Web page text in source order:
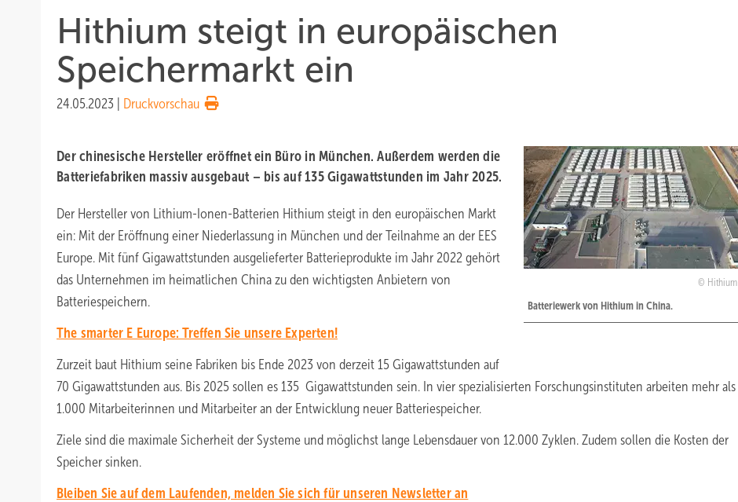
Hithium steigt in europäischen
Speichermarkt ein
24.05.2023 Druckvorschau
Hithium
Batteriewerk von Hithium in China.
Der chinesische Hersteller eröffnet ein Büro in München. Außerdem werden die
Batteriefabriken massiv ausgebaut – bis auf 135 Gigawattstunden im Jahr 2025.
Der Hersteller von Lithium-Ionen-Batterien Hithium steigt in den europäischen Markt
ein: Mit der Eröffnung einer Niederlassung in München und der Teilnahme an der EES
Europe. Mit fünf Gigawattstunden ausgelieferter Batterieprodukte im Jahr 2022 gehört
das Unternehmen im heimatlichen China zu den wichtigsten Anbietern von
Batteriespeichern.
The smarter E Europe: Treffen Sie unsere Experten!
Zurzeit baut Hithium seine Fabriken bis Ende 2023 von derzeit 15 Gigawattstunden auf
70 Gigawattstunden aus. Bis 2025 sollen es 135 Gigawattstunden sein. In vier spezialisierten Forschungsinstituten arbeiten mehr als
1.000 Mitarbeiterinnen und Mitarbeiter an der Entwicklung neuer Batteriespeicher.
Ziele sind die maximale Sicherheit der Systeme und möglichst lange Lebensdauer von 12.000 Zyklen. Zudem sollen die Kosten der
Speicher sinken.
Bleiben Sie auf dem Laufenden, melden Sie sich für unseren Newsletter an